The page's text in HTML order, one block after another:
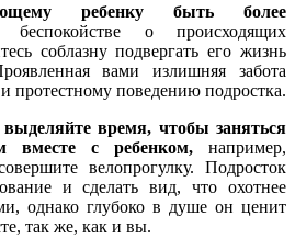
ребенку быть более
о происходящих
соблазну подвергать его жизнь
вами излишняя забота
протестному поведению подростка.
время, чтобы заняться
вместе с ребенком, например,
велопрогулку. Подросток
и сделать вид, что охотнее
однако глубоко в душе он ценит
так же, как и вы.